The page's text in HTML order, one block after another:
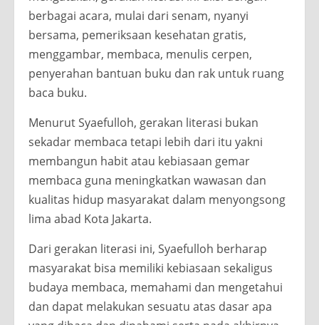
berbagai acara, mulai dari senam, nyanyi
bersama, pemeriksaan kesehatan gratis,
menggambar, membaca, menulis cerpen,
penyerahan bantuan buku dan rak untuk ruang
baca buku.
Menurut Syaefulloh, gerakan literasi bukan
sekadar membaca tetapi lebih dari itu yakni
membangun habit atau kebiasaan gemar
membaca guna meningkatkan wawasan dan
kualitas hidup masyarakat dalam menyongsong
lima abad Kota Jakarta.
Dari gerakan literasi ini, Syaefulloh berharap
masyarakat bisa memiliki kebiasaan sekaligus
budaya membaca, memahami dan mengetahui
dan dapat melakukan sesuatu atas dasar apa